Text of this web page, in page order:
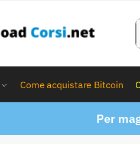
Come acquistare Bitcoin
Per